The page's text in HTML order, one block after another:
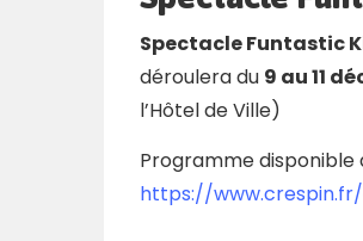
Spectacle Funtastic
déroulera du 9 au 11
l’Hôtel de Ville)
Programme
https://